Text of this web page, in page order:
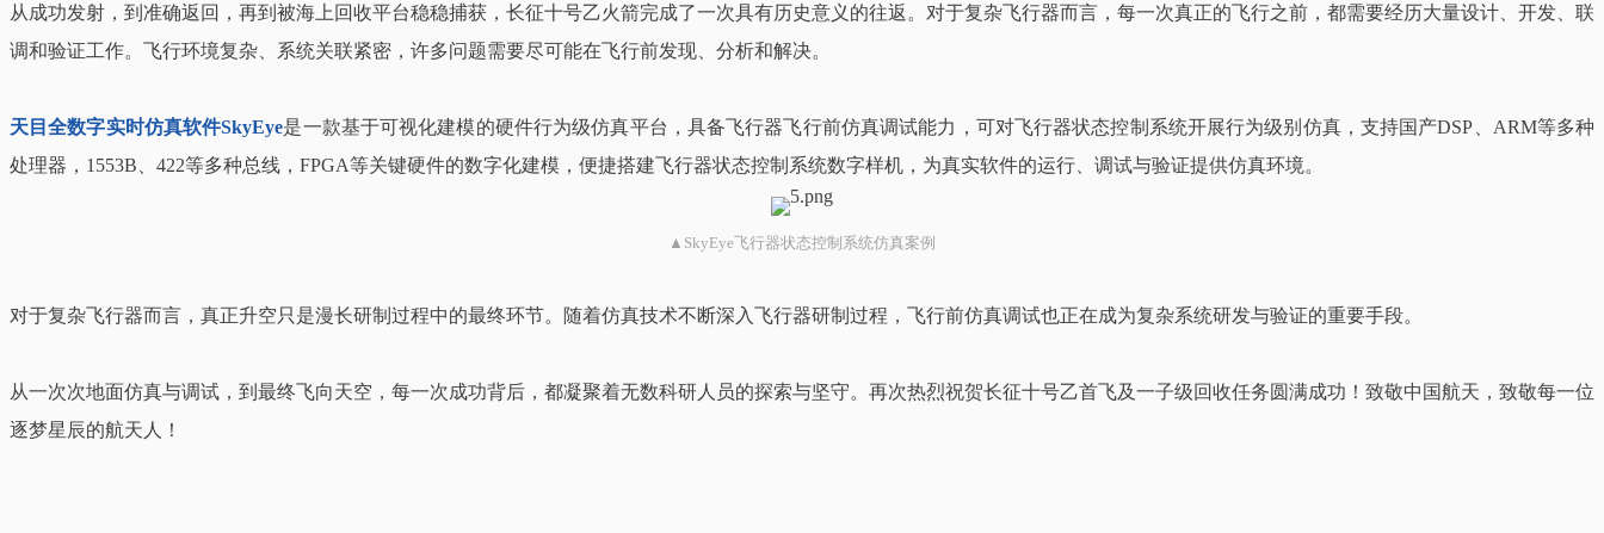
从成功发射，到准确返回，再到被海上回收平台稳稳捕获，长征十号乙火箭完成了一次具有历史意义的往返。对于复杂飞行器而言，每一次真正的飞行之前，都需要经历大量设计、开发、联
调和验证工作。飞行环境复杂、系统关联紧密，许多问题需要尽可能在飞行前发现、分析和解决。
天目全数字实时仿真软件SkyEye是一款基于可视化建模的硬件行为级仿真平台，具备飞行器飞行前仿真调试能力，可对飞行器状态控制系统开展行为级别仿真，支持国产DSP、ARM等多种
处理器，1553B、422等多种总线，FPGA等关键硬件的数字化建模，便捷搭建飞行器状态控制系统数字样机，为真实软件的运行、调试与验证提供仿真环境。
▲SkyEye飞行器状态控制系统仿真案例
对于复杂飞行器而言，真正升空只是漫长研制过程中的最终环节。随着仿真技术不断深入飞行器研制过程，飞行前仿真调试也正在成为复杂系统研发与验证的重要手段。
从一次次地面仿真与调试，到最终飞向天空，每一次成功背后，都凝聚着无数科研人员的探索与坚守。再次热烈祝贺长征十号乙首飞及一子级回收任务圆满成功！致敬中国航天，致敬每一位
逐梦星辰的航天人！